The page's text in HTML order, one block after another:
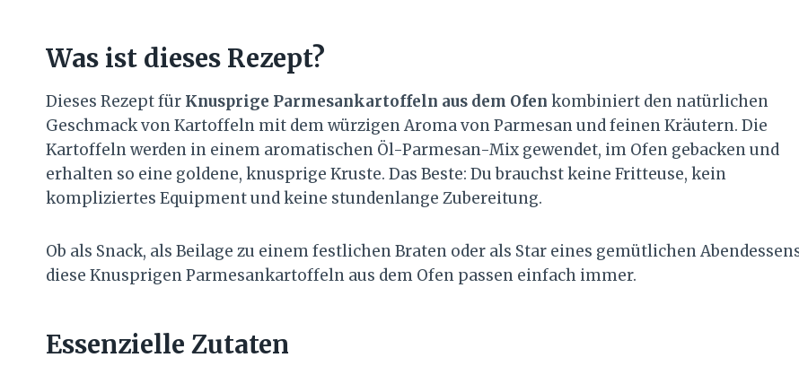
Was ist dieses Rezept?
Dieses Rezept für Knusprige Parmesankartoffeln aus dem Ofen kombiniert den natürlichen
Geschmack von Kartoffeln mit dem würzigen Aroma von Parmesan und feinen Kräutern. Die
Kartoffeln werden in einem aromatischen Öl-Parmesan-Mix gewendet, im Ofen gebacken und
erhalten so eine goldene, knusprige Kruste. Das Beste: Du brauchst keine Fritteuse, kein
kompliziertes Equipment und keine stundenlange Zubereitung.
Ob als Snack, als Beilage zu einem festlichen Braten oder als Star eines gemütlichen
diese Knusprigen Parmesankartoffeln aus dem Ofen passen einfach immer.
Essenzielle Zutaten